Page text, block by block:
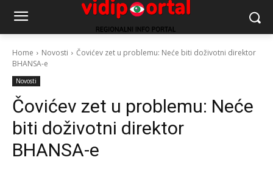
Home Novosti
Čovićev zet u problemu: Neće biti doživotni direktor
BHANSA-e
Novosti
Čovićev zet u problemu: Neće
biti doživotni direktor
BHANSA-e